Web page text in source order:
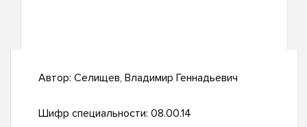
Автор: Селищев, Владимир Геннадьевич
Шифр специальности: 08.00.14